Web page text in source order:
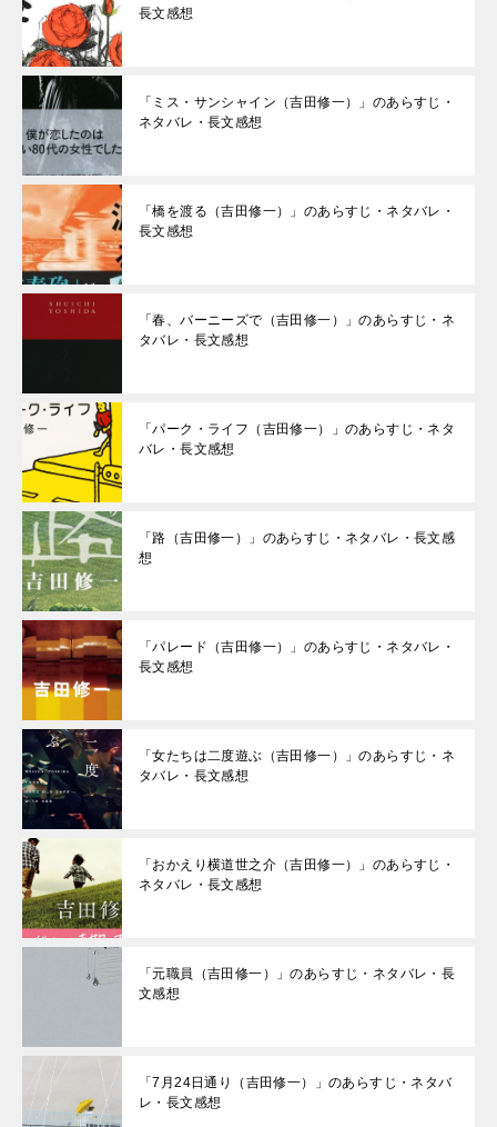
長文感想
「ミス・サンシャイン（吉田修一）」のあらすじ・
ネタバレ・長文感想
「橋を渡る（吉田修一）」のあらすじ・ネタバレ・
長文感想
「春、バーニーズで（吉田修一）」のあらすじ・ネ
タバレ・長文感想
「パーク・ライフ（吉田修一）」のあらすじ・ネタ
バレ・長文感想
「路（吉田修一）」のあらすじ・ネタバレ・長文感
想
「パレード（吉田修一）」のあらすじ・ネタバレ・
長文感想
「女たちは二度遊ぶ（吉田修一）」のあらすじ・ネ
タバレ・長文感想
「おかえり横道世之介（吉田修一）」のあらすじ・
ネタバレ・長文感想
「元職員（吉田修一）」のあらすじ・ネタバレ・長
文感想
「7月24日通り（吉田修一）」のあらすじ・ネタバ
レ・長文感想